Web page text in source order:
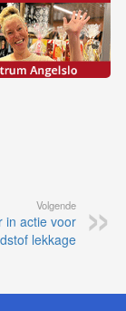
Volgende
in actie voor
lekkage